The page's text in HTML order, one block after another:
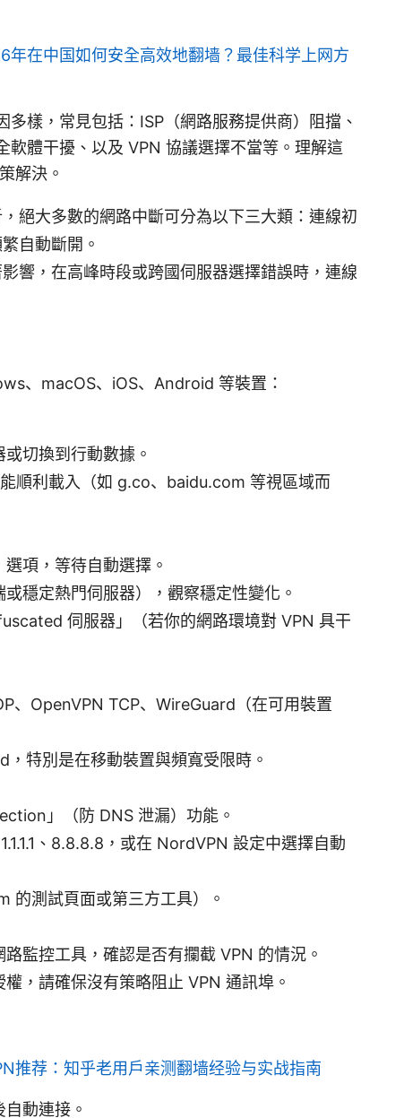
年在中国如何安全高效地翻墙？最佳科学上网方
樣，常見包括：ISP（網路服務提供商）阻擋、
體干擾、以及 VPN 協議選擇不當等。理解這
解決。
絕大多數的網路中斷可分為以下三大類：連線初
自動斷開。
響，在高峰時段或跨國伺服器選擇錯誤時，連線
、macOS、iOS、Android 等裝置：
切換到行動數據。
順利載入（如 g.co、baidu.com 等視區域而
項，等待自動選擇。
穩定熱門伺服器），觀察穩定性變化。
伺服器」（若你的網路環境對 VPN 具干
、OpenVPN TCP、WireGuard（在可用裝置
特別是在移動裝置與頻寬受限時。
」（防 DNS 泄漏）功能。
、8.8.8.8，或在 NordVPN 設定中選擇自動
的測試頁面或第三方工具）。
監控工具，確認是否有攔截 VPN 的情況。
，請確保沒有策略阻止 VPN 通訊埠。
推荐：知乎老用户亲测翻墙经验与实战指南
動連接。